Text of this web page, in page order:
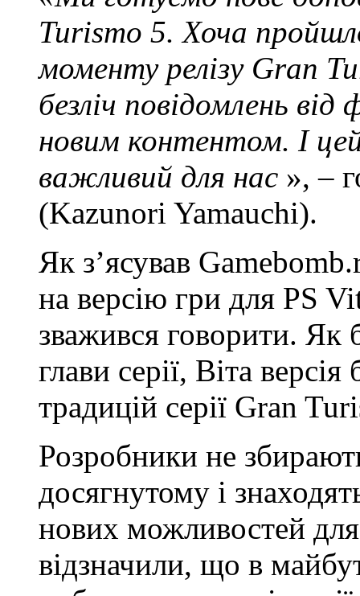
Turismo 5. Хоча
моменту релізу Gran
безліч повідомлень від
новим контентом. І
важливий для нас », –
(Kazunori Yamauchi).
Як з’ясував
на версію гри для PS
зважився говорити. Як
глави серії, Віта
традицій серії Gran
Розробники не
досягнутому і
нових можливостей для
відзначили, що в